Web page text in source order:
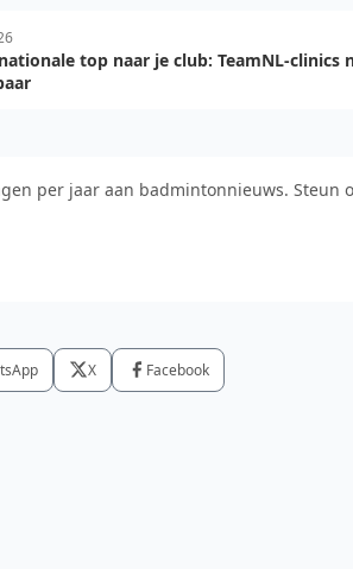
top naar je club: TeamNL-clinics
per jaar aan badmintonnieuws. Steun
X Facebook